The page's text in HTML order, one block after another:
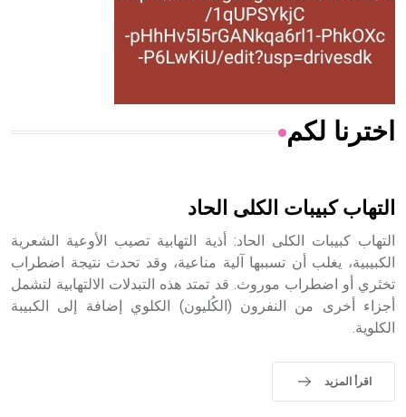
- هل تعلم أن المرجان إفراز حيواني يتكون في البحر ويتركب
من مادة كربونات الكلسيوم، وهو أحمر أو شديد الحمرة وهو
أجود أنواعه، ويمتاز بكبر الحجم ويسمى الش
هل تعلم أن الأبسيد كلمة فرنسية اللفظ تم اعتمادها مصطلحاً
- هل تعلم أن أبجر Abgar اسم معروف جيداً يعود إلى عدد من
الملوك الذين حكموا مدينة إديسا (الرها) من أبجر الأول وحتى
التاسع، وهم ينتسبون إلى أسرة أوسروين
اخترنا لكم
التهاب كبيبات الكلى الحاد
التهاب كبيبات الكلى الحاد: أذية التهابية تصيب الأوعية الشعرية
الكبيبية، يغلب أن تسببها آلية مناعية، وقد تحدث نتيجة اضطراب
تخثري أو اضطراب موروث. قد تمتد هذه التبدلات الالتهابية لتشمل
أجزاء أخرى من النفرون (الكُليون) الكلوي إضافة إلى الكبيبة
الكلوية.
اقرأ المزيد